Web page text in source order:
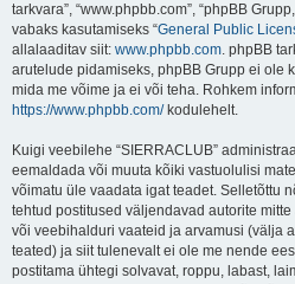
tarkvara”, “www.phpbb.com”, “phpBB
vabaks kasutamiseks “General Public
allalaaditav siit: www.phpbb.com. phpBB
arutelude pidamiseks, phpBB Grupp ei ole
mida me võime ja ei või teha. Rohkem
https://www.phpbb.com/kodulehelt.
Kuigi veebilehe “SIERRACLUB”
eemaldada või muuta kõiki vastuolulisi
võimatu üle vaadata igat teadet. Selletõttu
tehtud postitused väljendavad autorite
või veebihalduri vaateid ja arvamusi (välja
teated) ja siit tulenevalt ei ole me nende
postitama ühtegi solvavat, roppu, labast,